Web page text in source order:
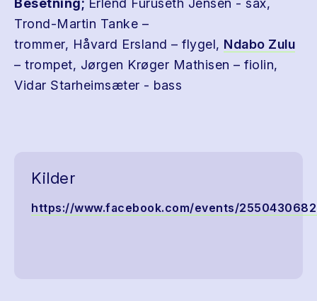
Besetning; Erlend Furuseth Jensen - sax,
Trond-Martin Tanke –
trommer, Håvard Ersland – flygel, Ndabo Zulu
– trompet, Jørgen Krøger Mathisen – fiolin,
Vidar Starheimsæter - bass
Kilder
https://www.facebook.com/events/